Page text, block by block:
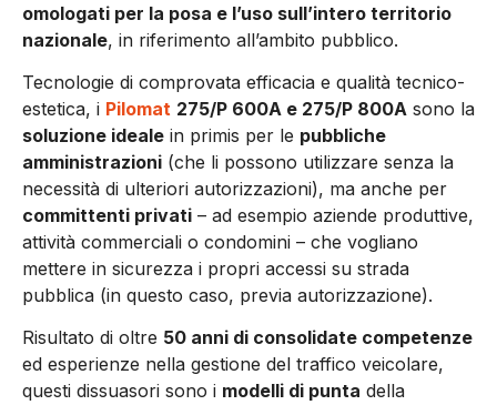
omologati per la posa e l’uso sull’intero territorio
nazionale, in riferimento all’ambito pubblico.
Tecnologie di comprovata efficacia e qualità tecnico-
estetica, i Pilomat 275/P 600A e 275/P 800A sono la
soluzione ideale in primis per le pubbliche
amministrazioni (che li possono utilizzare senza la
necessità di ulteriori autorizzazioni), ma anche per
committenti privati – ad esempio aziende produttive,
attività commerciali o condomini – che vogliano
mettere in sicurezza i propri accessi su strada
pubblica (in questo caso, previa autorizzazione).
Risultato di oltre 50 anni di consolidate competenze
ed esperienze nella gestione del traffico veicolare,
questi dissuasori sono i modelli di punta della